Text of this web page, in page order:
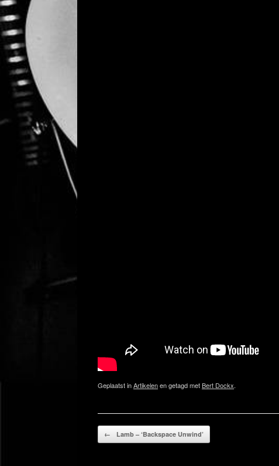
Geplaatst inArtikelenen getagd metBert Dockx.
Bericht navigatie
← Lamb – ‘Backspace Unwind’